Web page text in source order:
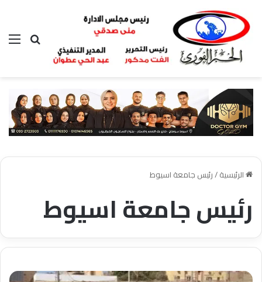
بحث عن
الرئيسية/رئيس جامعة اسيوط
رئيس جامعة اسيوط